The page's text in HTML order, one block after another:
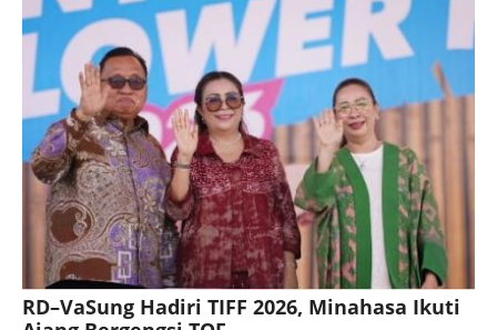
RD–VaSung Hadiri TIFF 2026, Minahasa Ikuti